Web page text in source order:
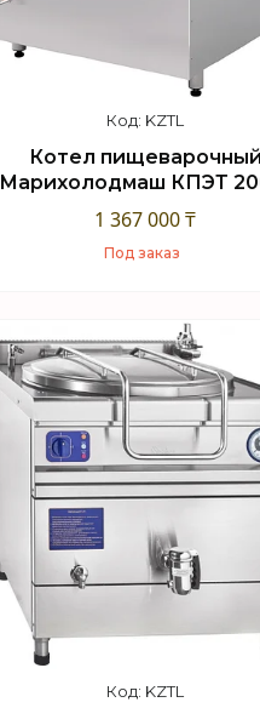
KZTL
Котел пищеварочный
Марихолодмаш КПЭТ
1 367 000 ₸
Под заказ
Купить
KZTL